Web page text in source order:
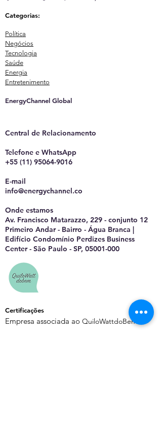
Categorias:
Política
Negócios
Tecnologia
Saúde
Energia
Entretenimento
EnergyChannel Global​
Central de Relacionamento
Telefone e WhatsApp
+55 (11) 95064-9016
E-mail
info@energychannel.co
Onde estamos
Av. Francisco Matarazzo, 229 - conjunto 12
Primeiro Andar - Bairro - Água Branca |
Edifício Condomínio Perdizes Business
Center - São Paulo - SP, 05001-000
Certificações
Empresa associada ao QuiloWattdoBem